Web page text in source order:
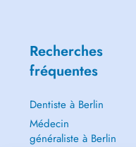
Recherches
fréquentes
Dentiste à Berlin
Médecin
généraliste à Berlin